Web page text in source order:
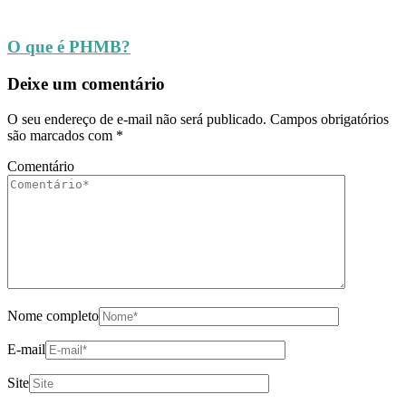
O que é PHMB?
Deixe um comentário
O seu endereço de e-mail não será publicado. Campos obrigatórios
são marcados com *
Comentário
Nome completo
E-mail
Site